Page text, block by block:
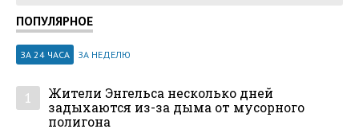
ПОПУЛЯРНОЕ
ЗА 24 ЧАСА ЗА НЕДЕЛЮ
1
Жители Энгельса несколько дней
задыхаются из-за дыма от мусорного
полигона